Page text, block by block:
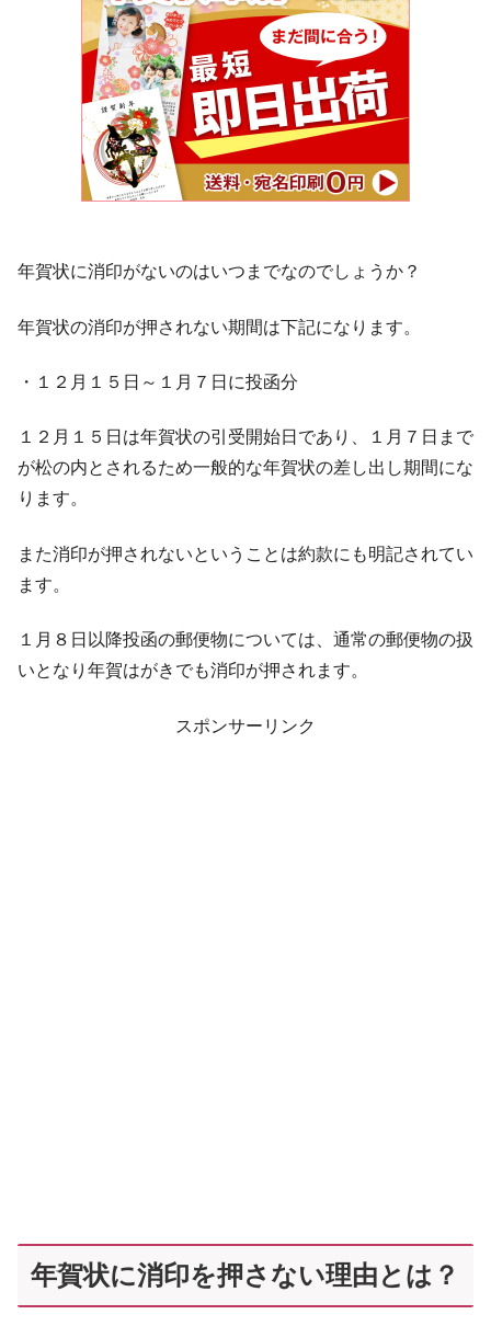
年賀状に消印がないのはいつまでなのでしょうか？
年賀状の消印が押されない期間は下記になります。
・１２月１５日～１月７日に投函分
１２月１５日は年賀状の引受開始日であり、１月７日まで
が松の内とされるため一般的な年賀状の差し出し期間にな
ります。
また消印が押されないということは約款にも明記されてい
ます。
１月８日以降投函の郵便物については、通常の郵便物の扱
いとなり年賀はがきでも消印が押されます。
スポンサーリンク
年賀状に消印を押さない理由とは？